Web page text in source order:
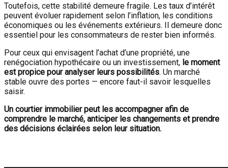
Toutefois, cette stabilité demeure fragile. Les taux d’intérêt
peuvent évoluer rapidement selon l’inflation, les conditions
économiques ou les événements extérieurs. Il demeure donc
essentiel pour les consommateurs de rester bien informés.
Pour ceux qui envisagent l’achat d’une propriété, une
renégociation hypothécaire ou un investissement, le moment
est propice pour analyser leurs possibilités. Un marché
stable ouvre des portes — encore faut-il savoir lesquelles
saisir.
Un courtier immobilier peut les accompagner afin de
comprendre le marché, anticiper les changements et prendre
des décisions éclairées selon leur situation.